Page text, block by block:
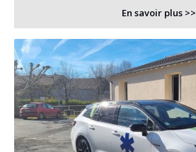
En savoir plus >>